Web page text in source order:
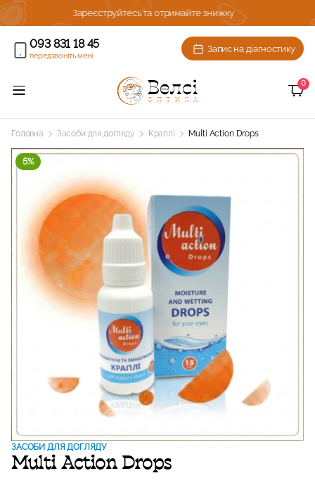
Комплексна діагности зору з підбором окулярів
093 831 18 45
передзвоніть мені
Запис на діагностику
0
Головна Засоби для догляду Краплі Multi Action Drops
5%
ЗАСОБИ ДЛЯ ДОГЛЯДУ
Multi Action Drops